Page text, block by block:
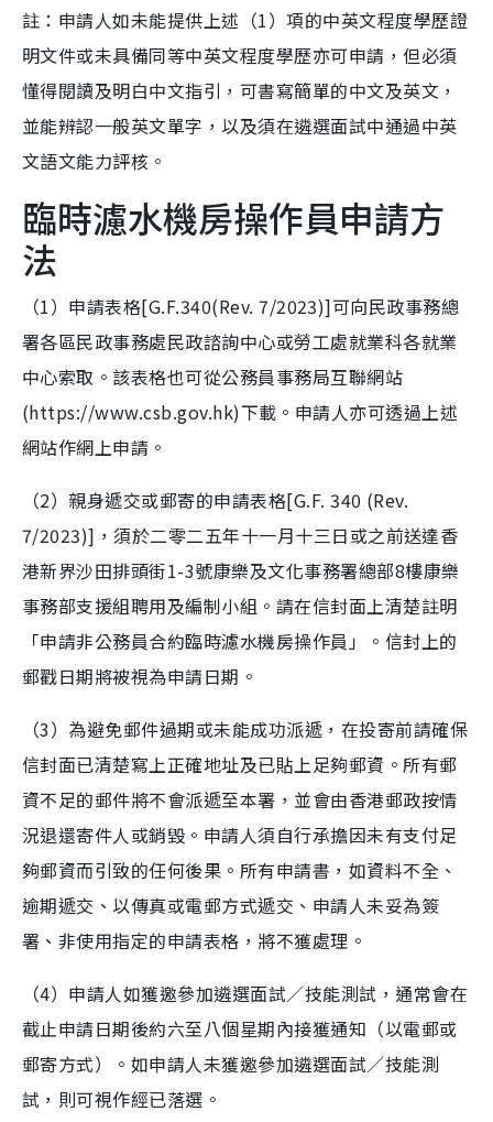
註：申請人如未能提供上述（1）項的中英文程度學歷證
明文件或未具備同等中英文程度學歷亦可申請，但必須
懂得閱讀及明白中文指引，可書寫簡單的中文及英文，
並能辨認一般英文單字，以及須在遴選面試中通過中英
文語文能力評核。
臨時濾水機房操作員申請方
法
（1）申請表格[G.F.340(Rev. 7/2023)]可向民政事務總
署各區民政事務處民政諮詢中心或勞工處就業科各就業
中心索取。該表格也可從公務員事務局互聯網站
(https://www.csb.gov.hk)下載。申請人亦可透過上述
網站作網上申請。
（2）親身遞交或郵寄的申請表格[G.F. 340 (Rev.
7/2023)]，須於二零二五年十一月十三日或之前送達香
港新界沙田排頭街1-3號康樂及文化事務署總部8樓康樂
事務部支援組聘用及編制小組。請在信封面上清楚註明
「申請非公務員合約臨時濾水機房操作員」。信封上的
郵戳日期將被視為申請日期。
（3）為避免郵件過期或未能成功派遞，在投寄前請確保
信封面已清楚寫上正確地址及已貼上足夠郵資。所有郵
資不足的郵件將不會派遞至本署，並會由香港郵政按情
況退還寄件人或銷毀。申請人須自行承擔因未有支付足
夠郵資而引致的任何後果。所有申請書，如資料不全、
逾期遞交、以傳真或電郵方式遞交、申請人未妥為簽
署、非使用指定的申請表格，將不獲處理。
（4）申請人如獲邀參加遴選面試／技能測試，通常會在
截止申請日期後約六至八個星期內接獲通知（以電郵或
郵寄方式）。如申請人未獲邀參加遴選面試／技能測
試，則可視作經已落選。